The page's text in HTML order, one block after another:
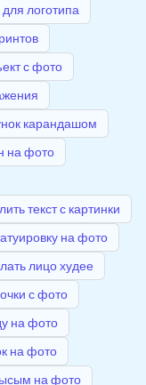
логотипа
с фото
карандашом
на фото
текст с картинки
на фото
лицо худее
с фото
на фото
на фото
на фото